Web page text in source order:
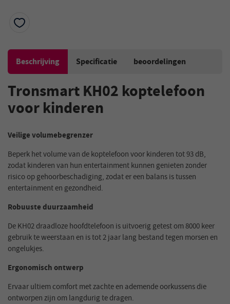
Beschrijving Specificatie beoordelingen
Tronsmart KH02 koptelefoon
voor kinderen
Veilige volumebegrenzer
Beperk het volume van de koptelefoon voor kinderen tot 93 dB,
zodat kinderen van hun entertainment kunnen genieten zonder
risico op gehoorbeschadiging, zodat er een balans is tussen
entertainment en gezondheid.
Robuuste duurzaamheid
De KH02 draadloze hoofdtelefoon is uitvoerig getest om 8000 keer
gebruik te weerstaan en is tot 2 jaar lang bestand tegen morsen en
ongelukjes.
Ergonomisch ontwerp
Ervaar ultiem comfort met zachte en ademende oorkussens die
ontworpen zijn om langdurig te dragen.